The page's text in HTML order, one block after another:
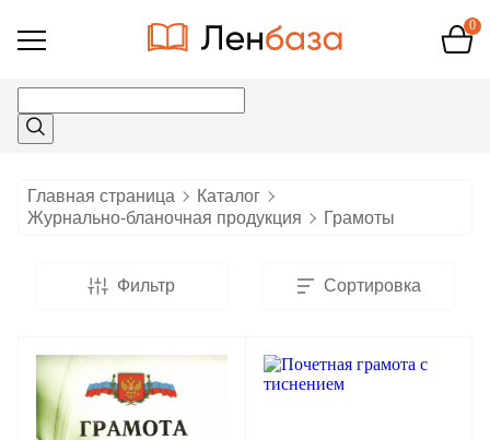
Открыть
0
Главная страница
Каталог
Журнально-бланочная продукция
Грамоты
Фильтр Сортировка